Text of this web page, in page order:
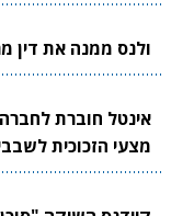
ולנס ממנה את דין
אינטל חוברת
מצעי הזכוכית